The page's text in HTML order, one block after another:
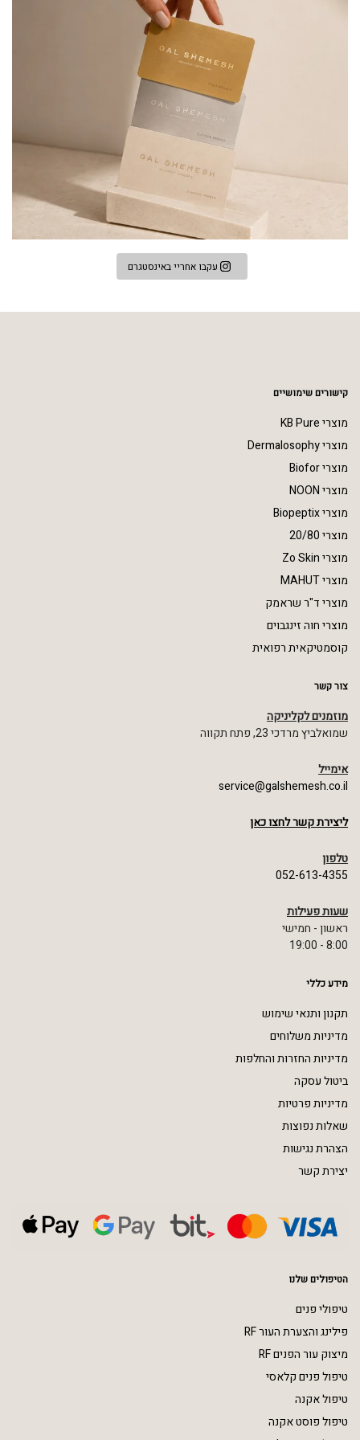
עקבו אחריי באינסטגרם
קישורים שימושיים
מוצרי KB Pure
מוצרי Dermalosophy
מוצרי Biofor
מוצרי NOON
מוצרי Biopeptix
מוצרי 20/80
מוצרי Zo Skin
מוצרי MAHUT
מוצרי ד"ר שראמק
מוצרי חוה זינגבוים
קוסמטיקאית רפואית
צור קשר
מוזמנים לקליניקה
שמואלביץ מרדכי 23, פתח תקווה
אימייל
service@galshemesh.co.il
ליצירת קשר לחצו כאן
טלפון
052-613-4355
שעות פעילות
ראשון - חמישי
8:00 - 19:00
מידע כללי
תקנון ותנאי שימוש
מדיניות משלוחים
מדיניות החזרות והחלפות
ביטול עסקה
מדיניות פרטיות
שאלות נפוצות
הצהרת נגישות
יצירת קשר
הטיפולים שלנו
טיפולי פנים
פילינג והצערת העור RF
מיצוק עור הפנים RF
טיפול פנים קלאסי
טיפול אקנה
טיפול פוסט אקנה